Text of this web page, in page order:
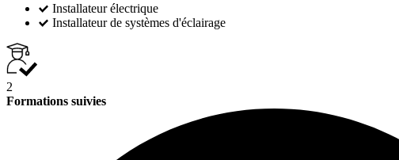
Installateur électrique
Installateur de systèmes d'éclairage
2
Formations suivies